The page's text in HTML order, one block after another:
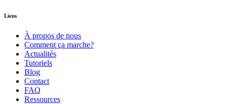
Liens
À propos de nous
Comment ça marche?
Actualités
Tutoriels
Blog
Contact
FAQ
Ressources